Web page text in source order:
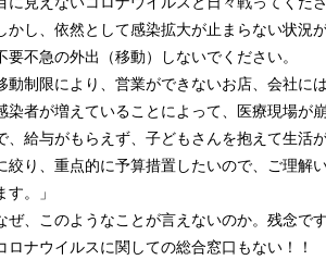
かし、依然として感染拡大が止まらない状況
要不急の外出（移動）しないでください。
動制限により、営業ができないお店、会社に
染者が増えていることによって、医療現場が
、給与がもらえず、子どもさんを抱えて生活
絞り、重点的に予算措置したいので、ご理解
す。」
ぜ、このようなことが言えないのか。残念です
ロナウイルスに関しての総合窓口もない！！